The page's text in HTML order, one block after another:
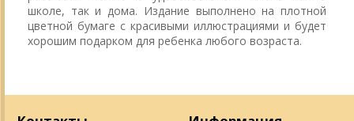
школе, так и дома. Издание выполнено на плотной
цветной бумаге с красивыми иллюстрациями и будет
хорошим подарком для ребенка любого возраста.